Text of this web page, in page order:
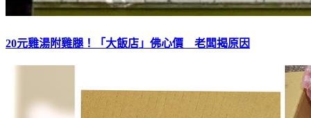
20元雞湯附雞腿！「大飯店」佛心價 老闆揭原因